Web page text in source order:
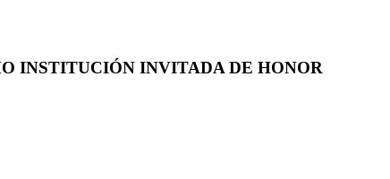
INSTITUCIÓN INVITADA DE HONOR